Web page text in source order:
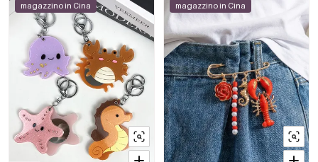
magazzino in Cina magazzino in Cina